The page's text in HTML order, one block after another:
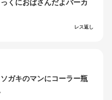
くにおばさんだよバーカ
レス返し
ガキのマンにコーラー瓶